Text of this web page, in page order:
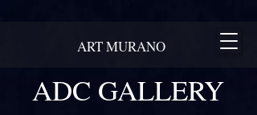
ADC GALLERY
ART MURANO